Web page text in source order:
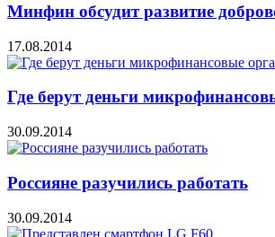
Минфин обсудит развитие
17.08.2014
Где берут деньги
30.09.2014
Россияне разучились работать
30.09.2014